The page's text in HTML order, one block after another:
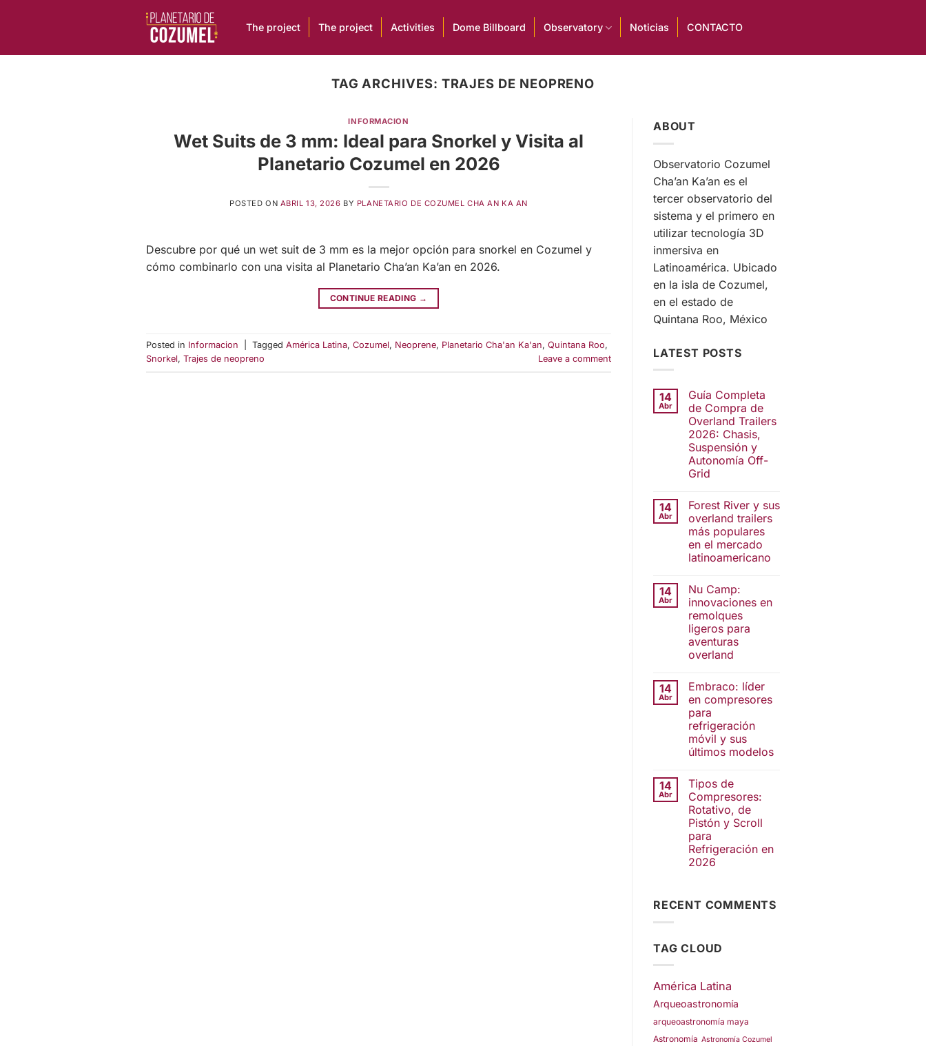
The project The project Activities Dome Billboard Observatory Noticias CONTACTO
TAG ARCHIVES: TRAJES DE NEOPRENO
INFORMACION
Wet Suits de 3 mm: Ideal para Snorkel y Visita al
Planetario Cozumel en 2026
POSTED ON ABRIL 13, 2026 BY PLANETARIO DE COZUMEL CHA AN KA AN
Descubre por qué un wet suit de 3 mm es la mejor opción para snorkel en Cozumel y
cómo combinarlo con una visita al Planetario Cha’an Ka’an en 2026.
CONTINUE READING →
Posted in Informacion Tagged América Latina, Cozumel, Neoprene, Planetario Cha'an Ka'an, Quintana Roo,
Snorkel, Trajes de neopreno Leave a comment
ABOUT
Observatorio Cozumel
Cha’an Ka’an es el
tercer observatorio del
sistema y el primero en
utilizar tecnología 3D
inmersiva en
Latinoamérica. Ubicado
en la isla de Cozumel,
en el estado de
Quintana Roo, México
LATEST POSTS
14
Abr
Guía Completa
de Compra de
Overland Trailers
2026: Chasis,
Suspensión y
Autonomía Off-
Grid
14
Abr
Forest River y sus
overland trailers
más populares
en el mercado
latinoamericano
14
Abr
Nu Camp:
innovaciones en
remolques
ligeros para
aventuras
overland
14
Abr
Embraco: líder
en compresores
para
refrigeración
móvil y sus
últimos modelos
14
Abr
Tipos de
Compresores:
Rotativo, de
Pistón y Scroll
para
Refrigeración en
2026
RECENT COMMENTS
TAG CLOUD
América Latina
Arqueoastronomía
arqueoastronomía maya
Astronomía Astronomía Cozumel